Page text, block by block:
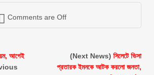
Comments are Off
আগেই
(Next News) সিলেটে ভিসা
প্রতারক ইমনকে আটক করলো জনতা,